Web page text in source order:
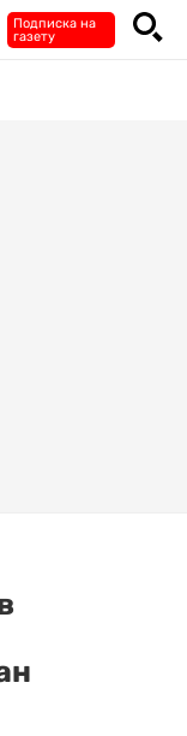
Подписка на
газету